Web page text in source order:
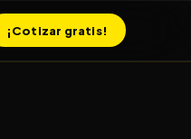
¡Cotizar gratis!